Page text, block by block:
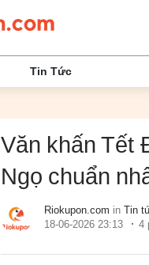
Tin Tức
Văn khấn Tết
Ngọ chuẩn
Riokupon.com in Tin
18-06-2026 23:13
4